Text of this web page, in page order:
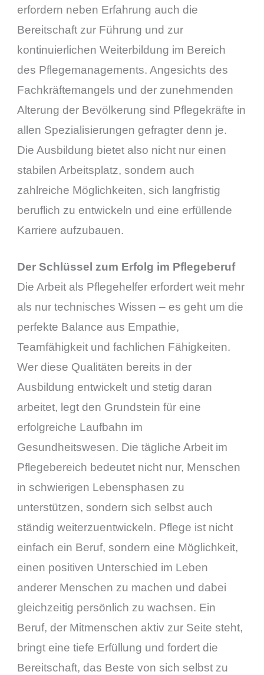
erfordern neben Erfahrung auch die
Bereitschaft zur Führung und zur
kontinuierlichen Weiterbildung im Bereich
des Pflegemanagements. Angesichts des
Fachkräftemangels und der zunehmenden
Alterung der Bevölkerung sind Pflegekräfte in
allen Spezialisierungen gefragter denn je.
Die Ausbildung bietet also nicht nur einen
stabilen Arbeitsplatz, sondern auch
zahlreiche Möglichkeiten, sich langfristig
beruflich zu entwickeln und eine erfüllende
Karriere aufzubauen.
Der Schlüssel zum Erfolg im Pflegeberuf
Die Arbeit als Pflegehelfer erfordert weit mehr
als nur technisches Wissen – es geht um die
perfekte Balance aus Empathie,
Teamfähigkeit und fachlichen Fähigkeiten.
Wer diese Qualitäten bereits in der
Ausbildung entwickelt und stetig daran
arbeitet, legt den Grundstein für eine
erfolgreiche Laufbahn im
Gesundheitswesen. Die tägliche Arbeit im
Pflegebereich bedeutet nicht nur, Menschen
in schwierigen Lebensphasen zu
unterstützen, sondern sich selbst auch
ständig weiterzuentwickeln. Pflege ist nicht
einfach ein Beruf, sondern eine Möglichkeit,
einen positiven Unterschied im Leben
anderer Menschen zu machen und dabei
gleichzeitig persönlich zu wachsen. Ein
Beruf, der Mitmenschen aktiv zur Seite steht,
bringt eine tiefe Erfüllung und fordert die
Bereitschaft, das Beste von sich selbst zu